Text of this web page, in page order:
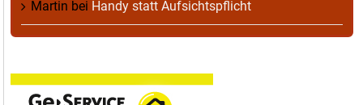
Martin bei Handy statt Aufsichtspflicht